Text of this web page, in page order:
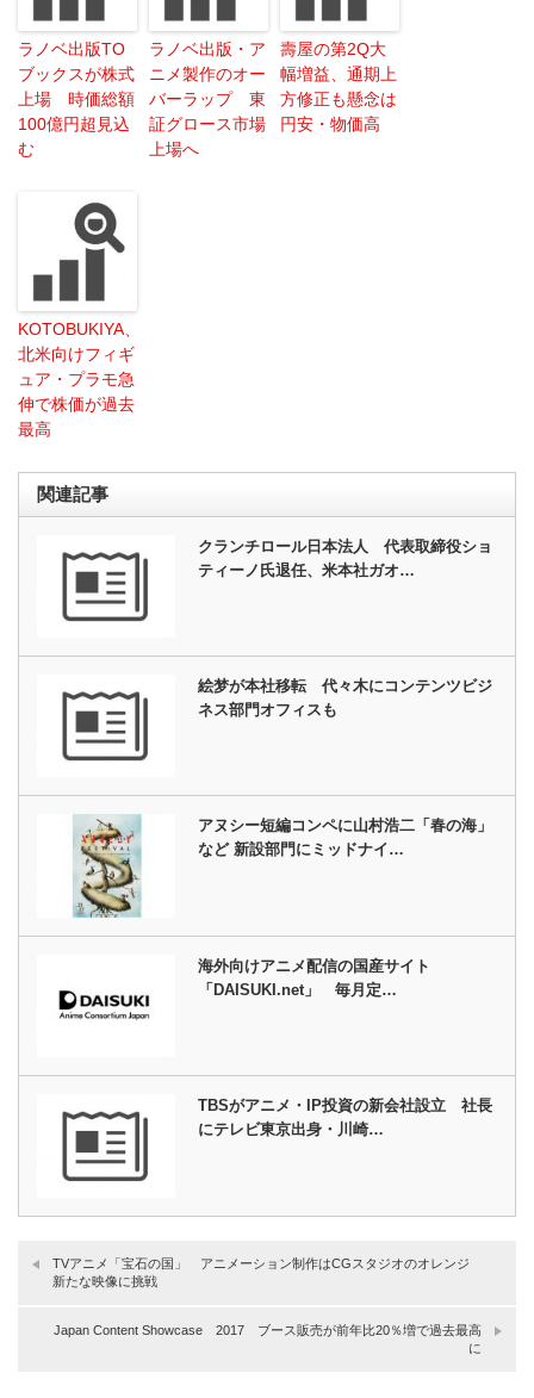
ラノベ出版TO
ブックスが株式
上場 時価総額
100億円超見込
む
ラノベ出版・ア
ニメ製作のオー
バーラップ 東
証グロース市場
上場へ
壽屋の第2Q大
幅増益、通期上
方修正も懸念は
円安・物価高
KOTOBUKIYA、
北米向けフィギ
ュア・プラモ急
伸で株価が過去
最高
関連記事
クランチロール日本法人 代表取締役ショ
ティーノ氏退任、米本社ガオ…
絵梦が本社移転 代々木にコンテンツビジ
ネス部門オフィスも
アヌシー短編コンペに山村浩二「春の海」
など 新設部門にミッドナイ…
海外向けアニメ配信の国産サイト
「DAISUKI.net」 毎月定…
TBSがアニメ・IP投資の新会社設立 社長
にテレビ東京出身・川崎…
TVアニメ「宝石の国」 アニメーション制作はCGスタジオのオレンジ
新たな映像に挑戦
Japan Content Showcase 2017 ブース販売が前年比20％増で過去最高
に